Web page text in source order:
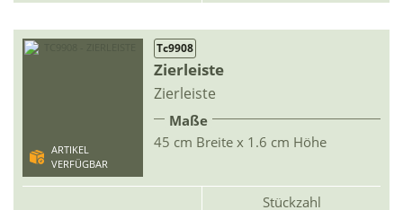
ARTIKEL
VERFÜGBAR
Tc9908
Zierleiste
Zierleiste
Maße
45 cm Breite x 1.6 cm Höhe
Stückzahl